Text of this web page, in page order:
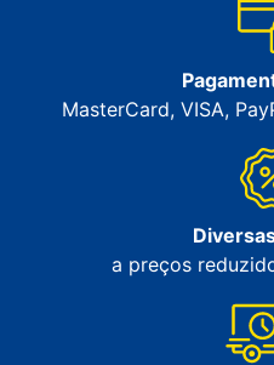
MasterCard, VISA,
a preços